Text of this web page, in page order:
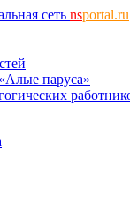
сеть nsportal.ru
паруса»